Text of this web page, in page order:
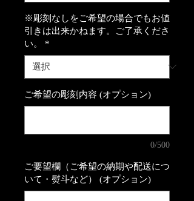
※彫刻なしをご希望の場合でもお値
引きは出来かねます。ご了承くださ
い。
*
ご希望の彫刻内容 (オプション)
0/500
ご要望欄（ご希望の納期や配送につ
いて・熨斗など） (オプション)